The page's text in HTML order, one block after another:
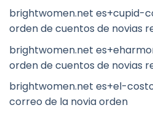
brightwomen.net es+cupid-
orden de cuentos de novias
brightwomen.net
orden de cuentos de novias
brightwomen.net es+el-
correo de la novia orden